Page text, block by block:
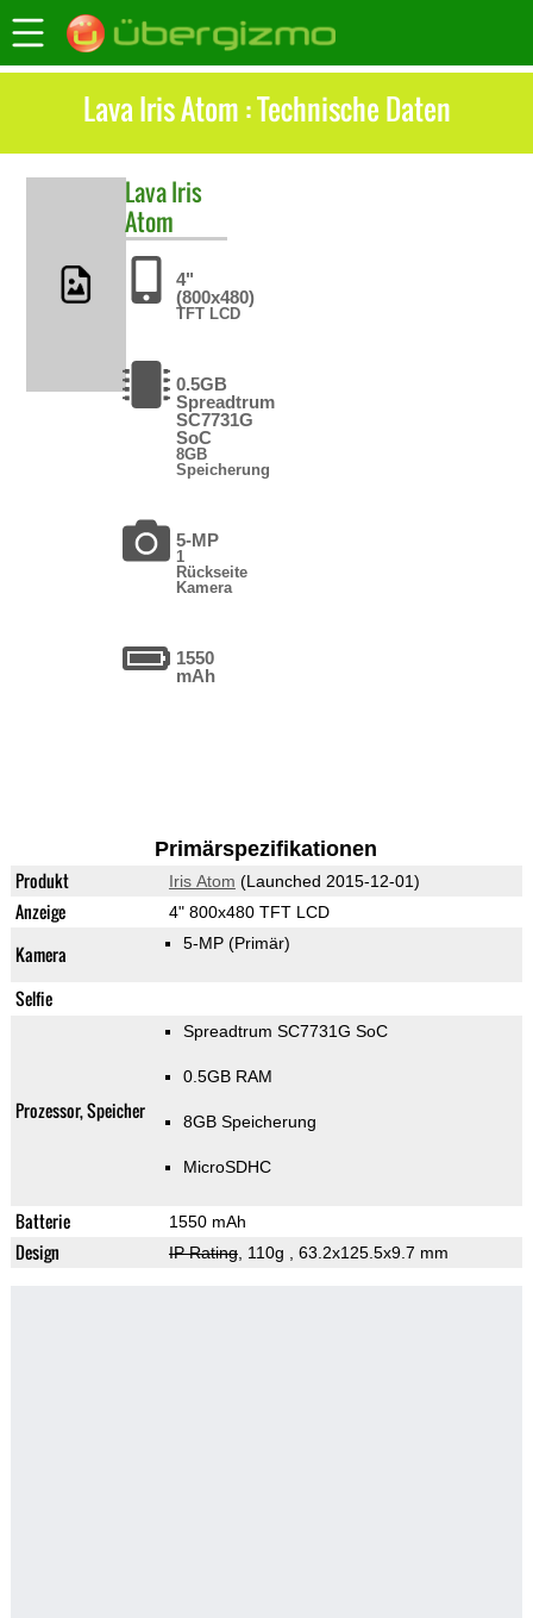
Lava Iris Atom : Technische Daten
LavaIris
Atom
4"
(800x480)
TFT LCD
0.5GB
Spreadtrum
SC7731G
SoC
8GB
Speicherung
5-MP
1
Rückseite
Kamera
1550
mAh
Primärspezifikationen
Produkt Iris Atom (Launched 2015-12-01)
Anzeige 4" 800x480 TFT LCD
Kamera 5-MP (Primär)
Selfie
Prozessor, Speicher
Spreadtrum SC7731G SoC
0.5GB RAM
8GB Speicherung
MicroSDHC
Batterie 1550 mAh
Design IP Rating, 110g , 63.2x125.5x9.7 mm